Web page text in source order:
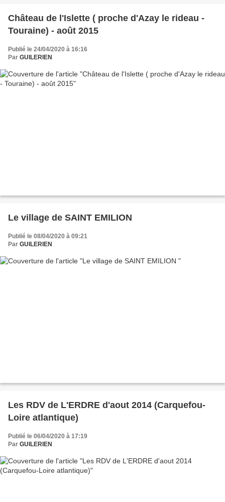
Château de l'Islette ( proche d'Azay le rideau -
Touraine) - août 2015
Publié le 24/04/2020 à 16:16
Par GUILERIEN
Le village de SAINT EMILION
Publié le 08/04/2020 à 09:21
Par GUILERIEN
Les RDV de L'ERDRE d'aout 2014 (Carquefou-
Loire atlantique)
Publié le 06/04/2020 à 17:19
Par GUILERIEN